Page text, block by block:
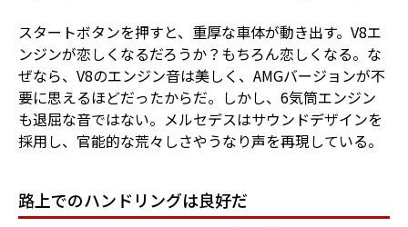
スタートボタンを押すと、重厚な車体が動き出す。V8エ
ンジンが恋しくなるだろうか？もちろん恋しくなる。な
ぜなら、V8のエンジン音は美しく、AMGバージョンが不
要に思えるほどだったからだ。しかし、6気筒エンジン
も退屈な音ではない。メルセデスはサウンドデザインを
採用し、官能的な荒々しさやうなり声を再現している。
路上でのハンドリングは良好だ